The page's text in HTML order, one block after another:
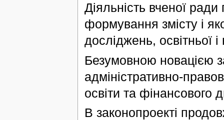
Діяльність вченої
формування змісту і
досліджень, освітньої
Безумовною новацією
адміністративно-
освіти та фінансового
В законопроекті